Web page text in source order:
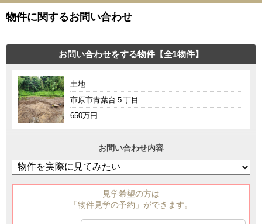
物件に関するお問い合わせ
お問い合わせをする物件【全1物件】
土地
市原市青葉台５丁目
650万円
お問い合わせ内容
見学希望の方は
「物件見学の予約」ができます。